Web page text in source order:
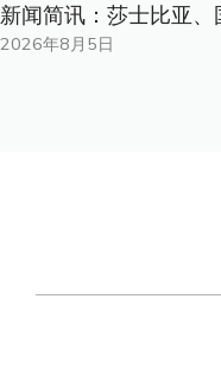
新闻简讯：莎士比亚
2026年8月5日